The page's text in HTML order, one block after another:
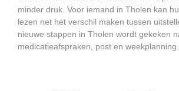
minder druk. Voor iemand in Tholen kan
lezen net het verschil maken tussen
nieuwe stappen in Tholen wordt gekeken
medicatieafspraken, post en weekplanning.